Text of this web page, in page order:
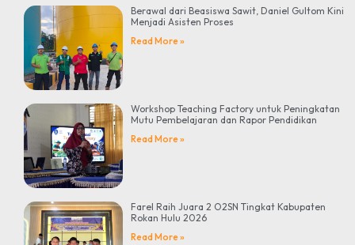
Berawal dari Beasiswa Sawit, Daniel Gultom Kini
Menjadi Asisten Proses
Read More »
Workshop Teaching Factory untuk Peningkatan
Mutu Pembelajaran dan Rapor Pendidikan
Read More »
Farel Raih Juara 2 O2SN Tingkat Kabupaten
Rokan Hulu 2026
Read More »